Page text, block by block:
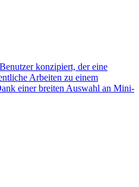
konzipiert, der eine
Arbeiten zu einem
einer breiten Auswahl an Mini-